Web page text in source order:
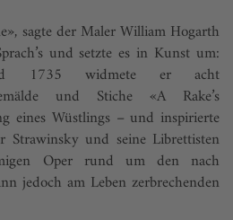
sagte der Maler William Hogarth
und setzte es in Kunst um:
1735 widmete er acht
und Stiche «A Rake’s
eines Wüstlings – und inspirierte
Strawinsky und seine Librettisten
Oper rund um den nach
jedoch am Leben zerbrechenden